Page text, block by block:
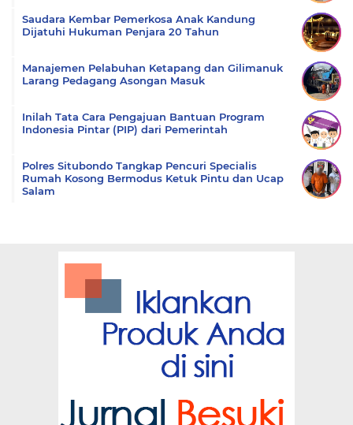
Saudara Kembar Pemerkosa Anak Kandung
Dijatuhi Hukuman Penjara 20 Tahun
Manajemen Pelabuhan Ketapang dan Gilimanuk
Larang Pedagang Asongan Masuk
Inilah Tata Cara Pengajuan Bantuan Program
Indonesia Pintar (PIP) dari Pemerintah
Polres Situbondo Tangkap Pencuri Specialis
Rumah Kosong Bermodus Ketuk Pintu dan Ucap
Salam